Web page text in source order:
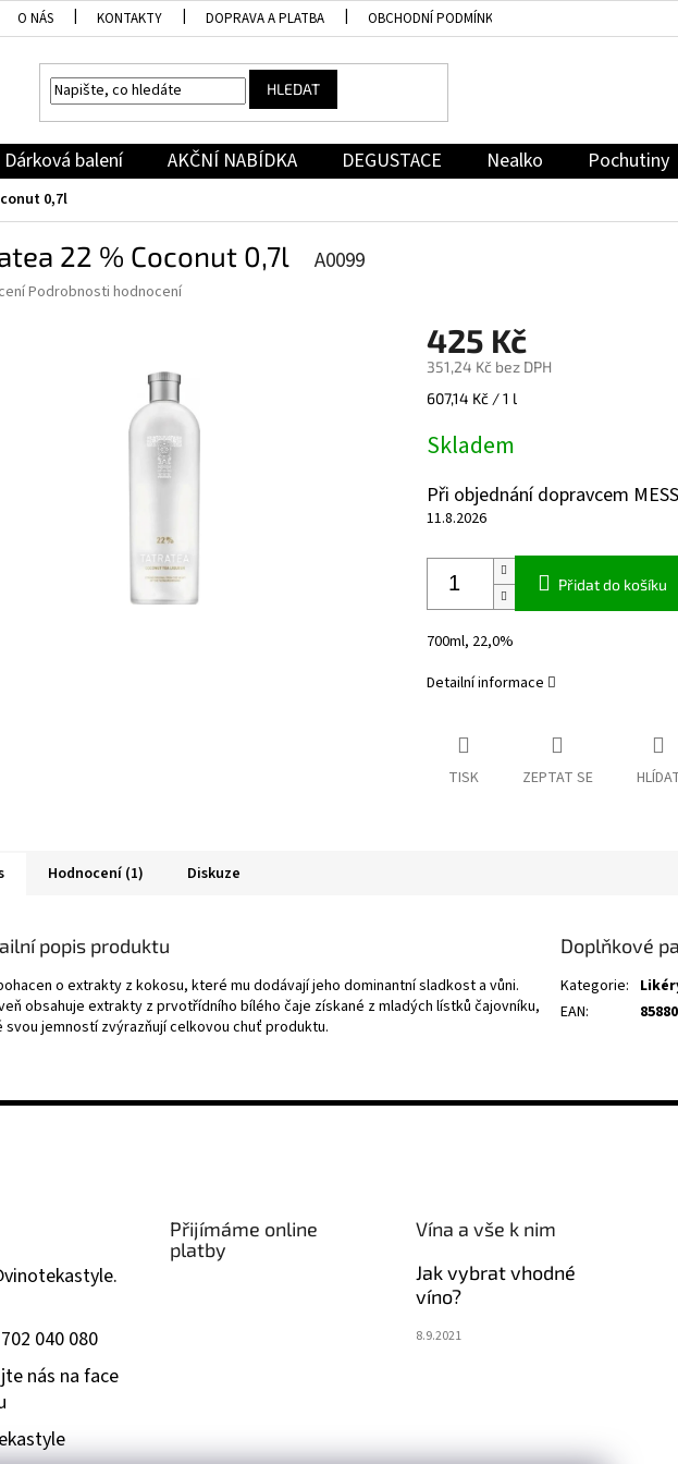
O NÁS KONTAKTY DOPRAVA A PLATBA OBCHODNÍ PODMÍNKY
HLEDAT
Dárková balení AKČNÍ NABÍDKA DEGUSTACE Nealko Pochutiny
0,7l
22 % Coconut 0,7l A0099
Podrobnosti hodnocení
425 Kč
351,24 Kč bez DPH
Měrná
607,14 Kč / 1 l
Skladem
Při objednání dopravcem
11.8.2026
Přidat do košíku
700ml, 22,0%
Detailní informace
TISK ZEPTAT SE
Hodnocení (1) Diskuze
popis produktu
o extrakty z kokosu, které mu dodávají jeho dominantní sladkost a vůni.
obsahuje extrakty z prvotřídního bílého čaje získané z mladých lístků čajovníku,
svou jemností zvýrazňují celkovou chuť produktu.
Doplňkové
Kategorie:
EAN:
vinotekastyle.
040 080
nás na face
Přijímáme online
platby
Vína a vše k nim
Jak vybrat vhodné
víno?
8.9.2021